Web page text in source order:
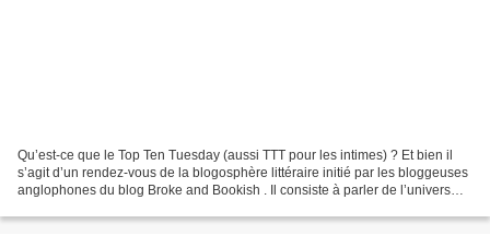
Qu’est-ce que le Top Ten Tuesday (aussi TTT pour les intimes) ? Et bien il
s’agit d’un rendez-vous de la blogosphère littéraire initié par les bloggeuses
anglophones du blog Broke and Bookish . Il consiste à parler de l’univers